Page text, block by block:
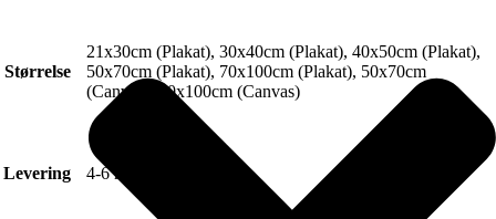
Størrelse
21x30cm (Plakat), 30x40cm (Plakat), 40x50cm (Plakat),
50x70cm (Plakat), 70x100cm (Plakat), 50x70cm
(Canvas), 70x100cm (Canvas)
Levering 4-6 hverdage.